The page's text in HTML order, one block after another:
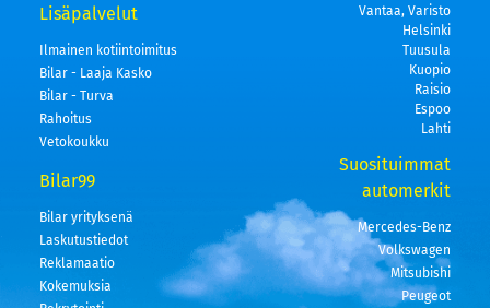
Lisäpalvelut
Ilmainen kotiintoimitus
Bilar - Laaja Kasko
Bilar - Turva
Rahoitus
Vetokoukku
Bilar99
Bilar yrityksenä
Laskutustiedot
Reklamaatio
Kokemuksia
Vantaa, Varisto
Helsinki
Tuusula
Kuopio
Raisio
Espoo
Lahti
Suosituimmat
automerkit
Mercedes-Benz
Volkswagen
Mitsubishi
Peugeot